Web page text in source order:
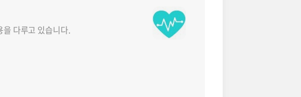
다루고 있습니다.